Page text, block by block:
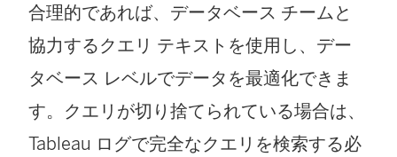
合理的であれば、データベース チームと
協力するクエリ テキストを使用し、デー
タベース レベルでデータを最適化できま
す。クエリが切り捨てられている場合は、
Tableau ログで完全なクエリを検索する必